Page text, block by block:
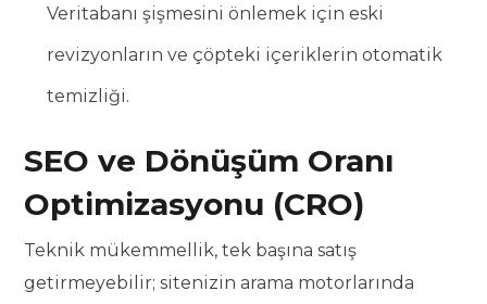
Veritabanı şişmesini önlemek için eski
revizyonların ve çöpteki içeriklerin otomatik
temizliği.
SEO ve Dönüşüm Oranı
Optimizasyonu (CRO)
Teknik mükemmellik, tek başına satış
getirmeyebilir; sitenizin arama motorlarında